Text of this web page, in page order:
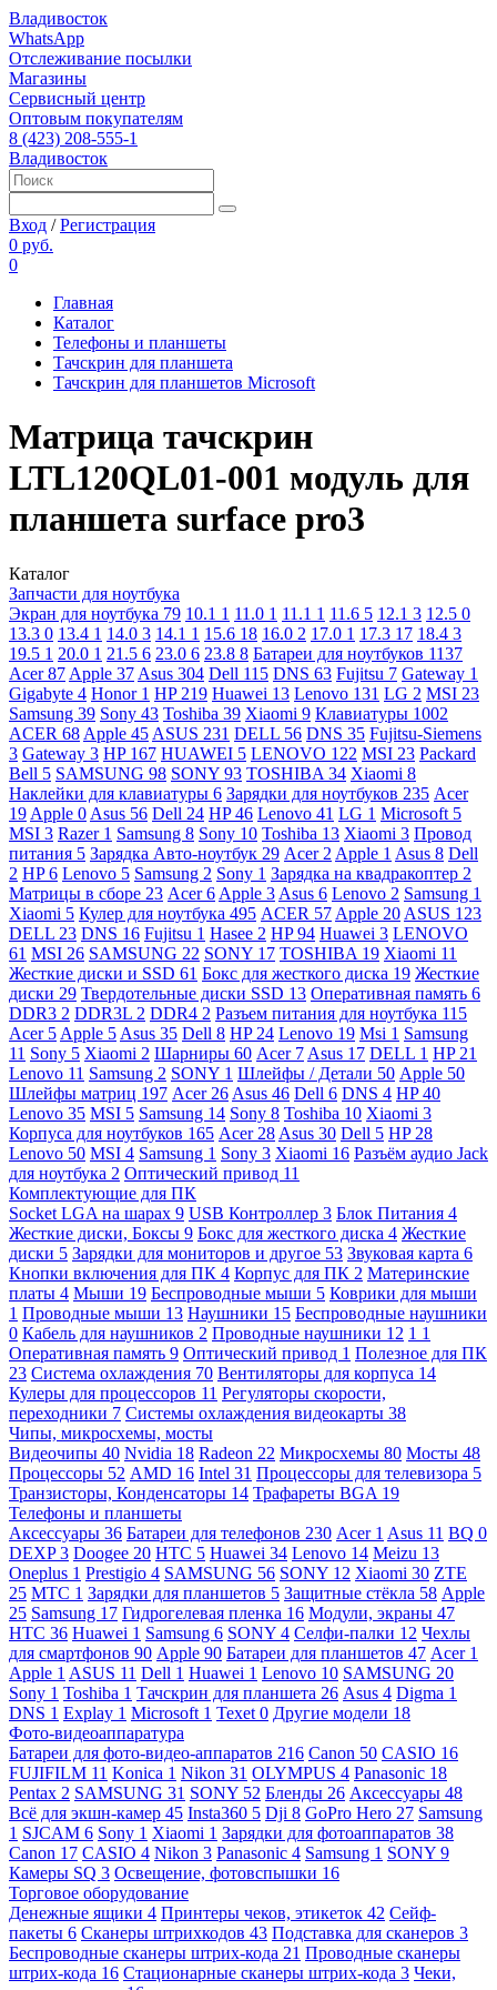
Владивосток
WhatsApp
Отслеживание посылки
Магазины
Сервисный центр
Оптовым покупателям
8 (423) 208-555-1
Владивосток
Вход /Регистрация
0 руб.
0
Главная
Каталог
Телефоны и планшеты
Тачскрин для планшета
Тачскрин для планшетов Microsoft
Матрица тачскрин
LTL120QL01-001 модуль для
планшета surface pro3
Каталог
Запчасти для ноутбука
Экран для ноутбука 79 10.1 1 11.0 1 11.1 1 11.6 5 12.1 3 12.5 0
13.3 0 13.4 1 14.0 3 14.1 1 15.6 18 16.0 2 17.0 1 17.3 17 18.4 3
19.5 1 20.0 1 21.5 6 23.0 6 23.8 8 Батареи для ноутбуков 1137
Acer87 Apple 37 Asus 304 Dell 115 DNS 63 Fujitsu 7 Gateway 1
Gigabyte 4 Honor 1 HP 219 Huawei 13 Lenovo 131 LG 2 MSI 23
Samsung 39 Sony 43 Toshiba 39 Xiaomi 9 Клавиатуры 1002
ACER 68 Apple 45 ASUS 231 DELL 56 DNS 35 Fujitsu-Siemens
3 Gateway 3 HP 167 HUAWEI 5 LENOVO 122 MSI 23 Packard
Bell 5 SAMSUNG 98 SONY 93 TOSHIBA 34 Xiaomi 8
Наклейки для клавиатуры 6 Зарядки для ноутбуков 235 Acer
19 Apple 0 Asus 56 Dell 24 HP46 Lenovo 41 LG 1 Microsoft 5
MSI 3 Razer 1 Samsung 8 Sony 10 Toshiba 13 Xiaomi 3 Провод
питания 5 Зарядка Авто-ноутбук 29 Acer 2 Apple 1 Asus 8 Dell
2 HP6 Lenovo 5 Samsung 2 Sony 1 Зарядка на квадракоптер 2
Матрицы в сборе 23 Acer6 Apple 3 Asus 6 Lenovo 2 Samsung 1
Xiaomi 5 Кулер для ноутбука 495 ACER 57 Apple 20 ASUS 123
DELL 23 DNS 16 Fujitsu 1 Hasee 2 HP94 Huawei 3 LENOVO
61 MSI 26 SAMSUNG 22 SONY 17 TOSHIBA 19 Xiaomi 11
Жесткие диски и SSD 61 Бокс для жесткого диска 19 Жесткие
диски 29 Твердотельные диски SSD 13 Оперативная память 6
DDR3 2 DDR3L 2 DDR4 2 Разъем питания для ноутбука 115
Acer 5 Apple 5 Asus 35 Dell 8 HP 24 Lenovo 19 Msi 1 Samsung
11 Sony 5 Xiaomi 2 Шарниры 60 Acer 7 Asus 17 DELL 1 HP 21
Lenovo 11 Samsung 2 SONY 1 Шлейфы / Детали 50 Apple 50
Шлейфы матриц 197 Acer 26 Asus 46 Dell 6 DNS 4 HP40
Lenovo 35 MSI 5 Samsung 14 Sony 8 Toshiba 10 Xiaomi 3
Корпуса для ноутбуков 165 Acer 28 Asus 30 Dell 5 HP 28
Lenovo 50 MSI 4 Samsung 1 Sony 3 Xiaomi 16 Разъём аудио Jack
для ноутбука 2 Оптический привод 11
Комплектующие для ПК
Socket LGA на шарах 9 USB Контроллер 3 Блок Питания 4
Жесткие диски, Боксы 9 Бокс для жесткого диска 4 Жесткие
диски 5 Зарядки для мониторов и другое 53 Звуковая карта 6
Кнопки включения для ПК 4 Корпус для ПК 2 Материнские
платы 4 Мыши 19 Беспроводные мыши 5 Коврики для мыши
1 Проводные мыши 13 Наушники 15 Беспроводные наушники
0 Кабель для наушников 2 Проводные наушники 12 1 1
Оперативная память 9 Оптический привод 1 Полезное для ПК
23 Система охлаждения 70 Вентиляторы для корпуса 14
Кулеры для процессоров 11 Регуляторы скорости,
переходники 7 Системы охлаждения видеокарты 38
Чипы, микросхемы, мосты
Видеочипы 40 Nvidia 18 Radeon 22 Микросхемы 80 Мосты 48
Процессоры 52 AMD 16 Intel 31 Процессоры для телевизора 5
Транзисторы, Конденсаторы 14 Трафареты BGA 19
Телефоны и планшеты
Аксессуары 36 Батареи для телефонов 230 Acer 1 Asus 11 BQ 0
DEXP3 Doogee 20 HTC 5 Huawei 34 Lenovo 14 Meizu 13
Oneplus 1 Prestigio 4 SAMSUNG 56 SONY 12 Xiaomi 30 ZTE
25 МТС 1 Зарядки для планшетов 5 Защитные стёкла 58 Apple
25 Samsung 17 Гидрогелевая пленка 16 Модули, экраны 47
HTC 36 Huawei 1 Samsung 6 SONY 4 Селфи-палки 12 Чехлы
для смартфонов 90 Apple 90 Батареи для планшетов 47 Acer 1
Apple 1 ASUS 11 Dell 1 Huawei 1 Lenovo 10 SAMSUNG 20
Sony 1 Toshiba 1 Тачскрин для планшета 26 Asus 4 Digma 1
DNS 1 Explay 1 Microsoft 1 Texet 0 Другие модели 18
Фото-видеоаппаратура
Батареи для фото-видео-аппаратов 216 Canon 50 CASIO 16
FUJIFILM 11 Konica 1 Nikon 31 OLYMPUS 4 Panasonic 18
Pentax 2 SAMSUNG 31 SONY 52 Бленды 26 Аксессуары 48
Всё для экшн-камер 45 Insta360 5 Dji 8 GoPro Hero 27 Samsung
1 SJCAM 6 Sony 1 Xiaomi 1 Зарядки для фотоаппаратов 38
Canon 17 CASIO 4 Nikon 3 Panasonic 4 Samsung 1 SONY 9
Камеры SQ 3 Освещение, фотовспышки 16
Торговое оборудование
Денежные ящики 4 Принтеры чеков, этикеток 42 Сейф-
пакеты 6 Сканеры штрихкодов 43 Подставка для сканеров 3
Беспроводные сканеры штрих-кода 21 Проводные сканеры
штрих-кода 16 Стационарные сканеры штрих-кода 3 Чеки,